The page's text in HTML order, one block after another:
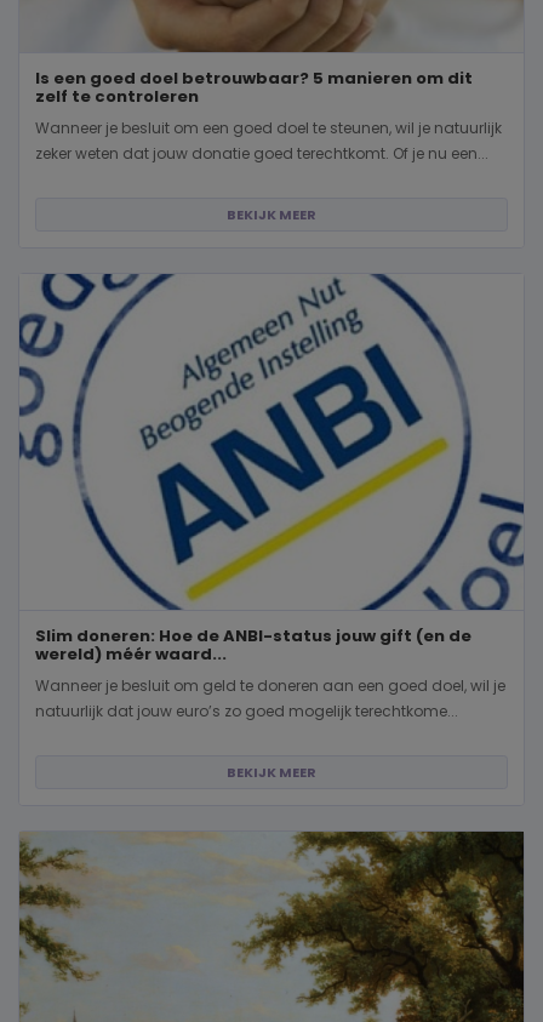
Is een goed doel betrouwbaar? 5 manieren om dit
zelf te controleren
Wanneer je besluit om een goed doel te steunen, wil je natuurlijk
zeker weten dat jouw donatie goed terechtkomt. Of je nu een...
BEKIJK MEER
Slim doneren: Hoe de ANBI-status jouw gift (en de
wereld) méér waard...
Wanneer je besluit om geld te doneren aan een goed doel, wil je
natuurlijk dat jouw euro’s zo goed mogelijk terechtkome...
BEKIJK MEER